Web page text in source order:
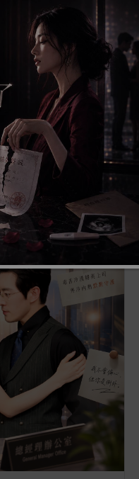
重福利
重福利
重福利
免廣告，海量小說免費
畫站
我要
加入
網絡熱文 耽美短
打臉虐渣 出軌
姓》 第6章